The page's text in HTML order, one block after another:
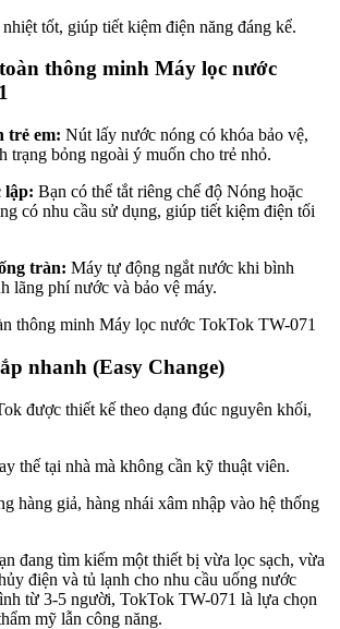
tốt, giúp tiết kiệm điện năng đáng kể.
thông minh Máy lọc nước
trẻ em: Nút lấy nước nóng có khóa bảo vệ,
trạng bỏng ngoài ý muốn cho trẻ nhỏ.
lập: Bạn có thể tắt riêng chế độ Nóng hoặc
có nhu cầu sử dụng, giúp tiết kiệm điện tối
tràn: Máy tự động ngắt nước khi bình
lãng phí nước và bảo vệ máy.
nhanh (Easy Change)
được thiết kế theo dạng đúc nguyên khối,
thế tại nhà mà không cần kỹ thuật viên.
hàng giả, hàng nhái xâm nhập vào hệ thống
đang tìm kiếm một thiết bị vừa lọc sạch, vừa
điện và tủ lạnh cho nhu cầu uống nước
từ 3-5 người, TokTok TW-071 là lựa chọn
mỹ lẫn công năng.